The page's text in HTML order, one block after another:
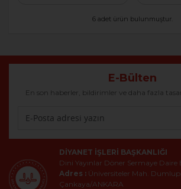
6 adet ürün bulunmuştur.
E-Bülten
En son haberler, bildirimler ve daha fazla
DIYANET İŞLERI BAŞKANLIĞI
Dini Yayınlar Döner Sermaye Daire
Adres : Üniversiteler Mah.
Çankaya/ANKARA